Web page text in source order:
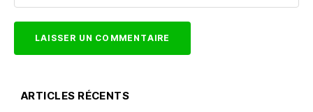
ARTICLES RÉCENTS